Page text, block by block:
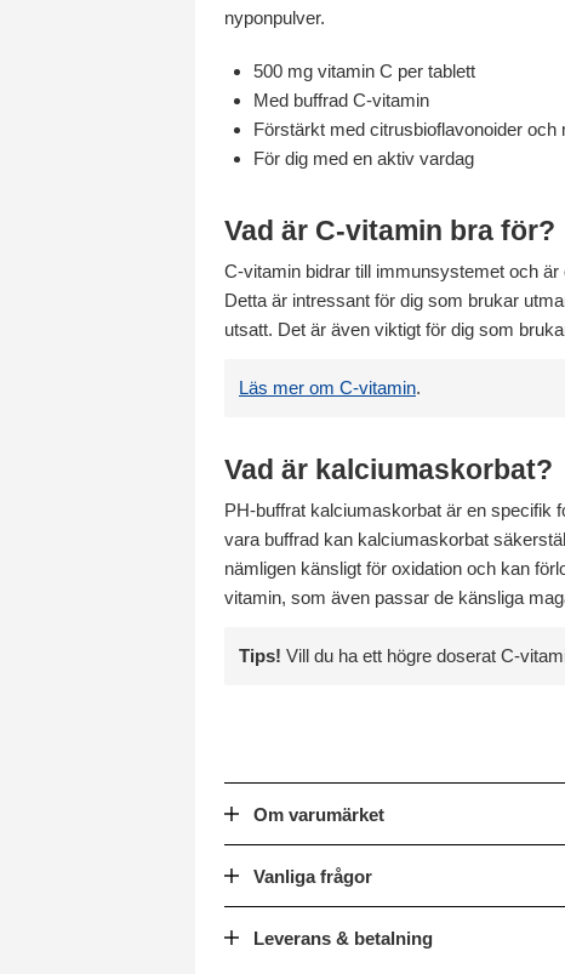
nyponpulver.
500 mg vitamin C per tablett
Med buffrad C-vitamin
Förstärkt med citrusbioflavonoider och
För dig med en aktiv vardag
Vad är C-vitamin bra för?
C-vitamin bidrar till immunsystemet och
Detta är intressant för dig som brukar
utsatt. Det är även viktigt för dig som
Läs mer om C-vitamin.
Vad är kalciumaskorbat?
PH-buffrat kalciumaskorbat är en specifik
vara buffrad kan kalciumaskorbat
nämligen känsligt för oxidation och kan
vitamin, som även passar de känsliga
Tips! Vill du ha ett högre doserat C-
Om varumärket
Vanliga frågor
Leverans & betalning